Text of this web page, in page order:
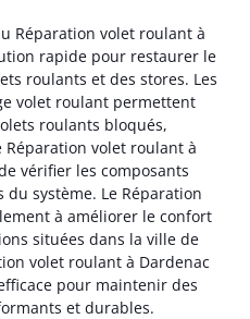
Réparation volet roulant à
rapide pour restaurer le
roulants et des stores. Les
volet roulant permettent
roulants bloqués,
Réparation volet roulant à
vérifier les composants
système. Le Réparation
à améliorer le confort
situées dans la ville de
volet roulant à Dardenac
pour maintenir des
et durables.